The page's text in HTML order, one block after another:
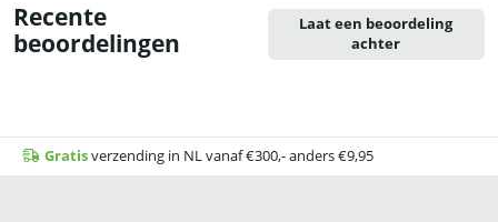
Recente
beoordelingen
Laat een beoordeling
achter
Gratisverzending in NL vanaf €300,- anders €9,95